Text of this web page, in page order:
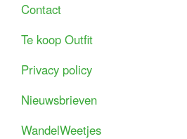
Contact
Te koop Outfit
Privacy policy
Nieuwsbrieven
WandelWeetjes